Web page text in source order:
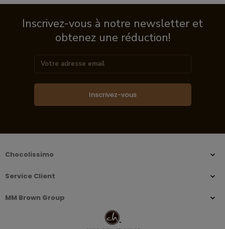
Inscrivez-vous à notre newsletter et
obtenez une réduction!
Inscrivez-vous
Chocolissimo
Service Client
MM Brown Group